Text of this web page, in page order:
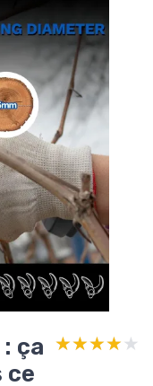
ça
ce
★★★★★
★★★★★